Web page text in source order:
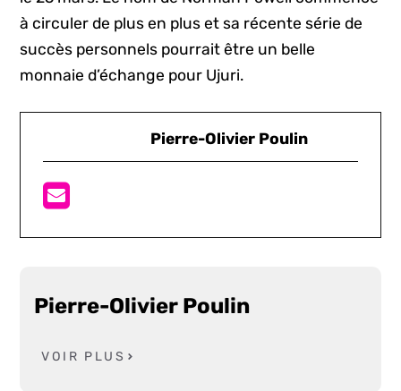
à circuler de plus en plus et sa récente série de
succès personnels pourrait être un belle
monnaie d’échange pour Ujuri.
Pierre-Olivier Poulin
Pierre-Olivier Poulin
VOIR PLUS